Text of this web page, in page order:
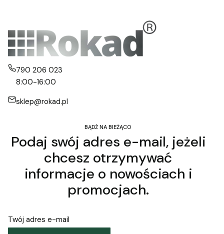
790 206 023
8:00-16:00
sklep@rokad.pl
BĄDŹ NA BIEŻĄCO
Podaj swój adres e-mail, jeżeli
chcesz otrzymywać
informacje o nowościach i
promocjach.
Twój adres e-mail